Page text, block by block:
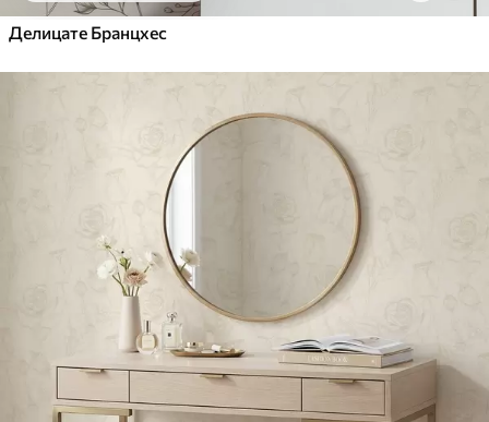
Делицате Бранцхес